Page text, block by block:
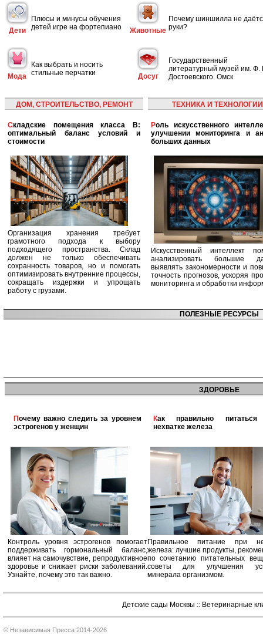
Дети
Плюсы и минусы обучения
детей игре на фортепиано
Животные
Почему шиншилла не
руки?
Мода
Как выбрать и носить
стильные перчатки
Досуг
Государственный
литературный музей им. Ф.
Достоевского. Омск
ДОМ, СТРОИТЕЛЬСТВО, РЕМОНТ
Складские помещения класса B:
оптимальный баланс условий и
стоимости
Организация хранения требует
грамотного подхода к выбору
подходящего пространства. Склад
должен не только обеспечивать
сохранность товаров, но и помогать
оптимизировать внутренние процессы,
сокращать издержки и упрощать
работу с грузами.
ТЕХНИКА И ТЕХНОЛОГИИ
Роль искусственного интеллекта в
улучшении мониторинга и
больших данных
Искусственный интеллект
анализировать большие
выявлять закономерности и
точность прогнозов, ускоряя
мониторинга и обработки
ПОЛЕЗНЫЕ РЕСУРСЫ
ЗДОРОВЬЕ
Почему важно следить за уровнем
эстрогенов у женщин
Контроль уровня эстрогенов помогает
поддерживать гормональный баланс,
влияет на самочувствие, репродуктивное
здоровье и снижает риски заболеваний.
Узнайте, почему это так важно.
Как правильно питаться при
нехватке железа
Правильное питание при
железа: лучшие продукты,
по сочетанию питательных
советы для улучшения
минерала организмом.
Детские сады Москвы :: Ветеринарные
© Независимая Пресса 2014-2026